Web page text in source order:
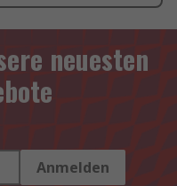
neuesten
Anmelden